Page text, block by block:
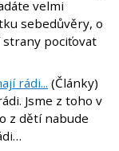
velmi
sebedůvěry, o
strany pociťovat
rádi... (Články)
Jsme z toho v
z dětí nabude